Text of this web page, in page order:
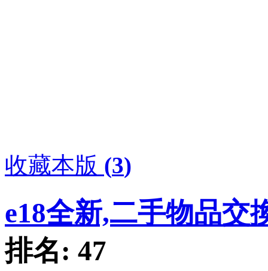
收藏本版 (3)
e18全新,二手物品交
排名: 47